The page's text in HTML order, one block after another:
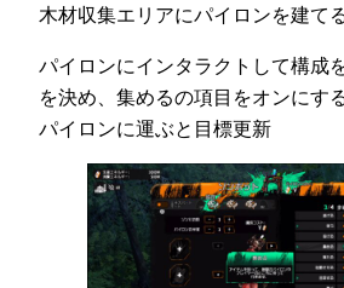
木材収集エリアにパイロンを建て
パイロンにインタラクトして構成
を決め、集めるの項目をオンにす
パイロンに運ぶと目標更新